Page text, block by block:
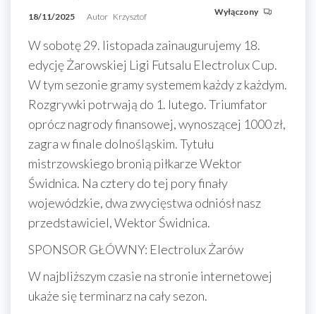
18/11/2025 Autor Krzysztof Wyłączony
W sobotę 29. listopada zainaugurujemy 18.
edycję Żarowskiej Ligi Futsalu Electrolux Cup.
W tym sezonie gramy systemem każdy z każdym.
Rozgrywki potrwają do 1. lutego. Triumfator
oprócz nagrody finansowej, wynoszącej 1000 zł,
zagra w finale dolnośląskim. Tytułu
mistrzowskiego bronią piłkarze Wektor
Świdnica. Na cztery do tej pory finały
wojewódzkie, dwa zwycięstwa odniósł nasz
przedstawiciel, Wektor Świdnica.
SPONSOR GŁÓWNY: Electrolux Żarów
W najbliższym czasie na stronie internetowej
ukaże się terminarz na cały sezon.